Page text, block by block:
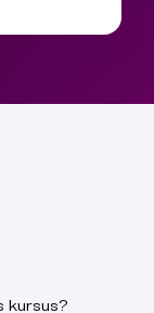
kursus?